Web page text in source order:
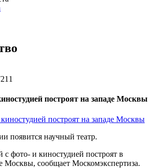
построят на западе Москвы
появится научный театр.
фото- и киностудией построят в
Москвы, сообщает Москомэкспертиза.